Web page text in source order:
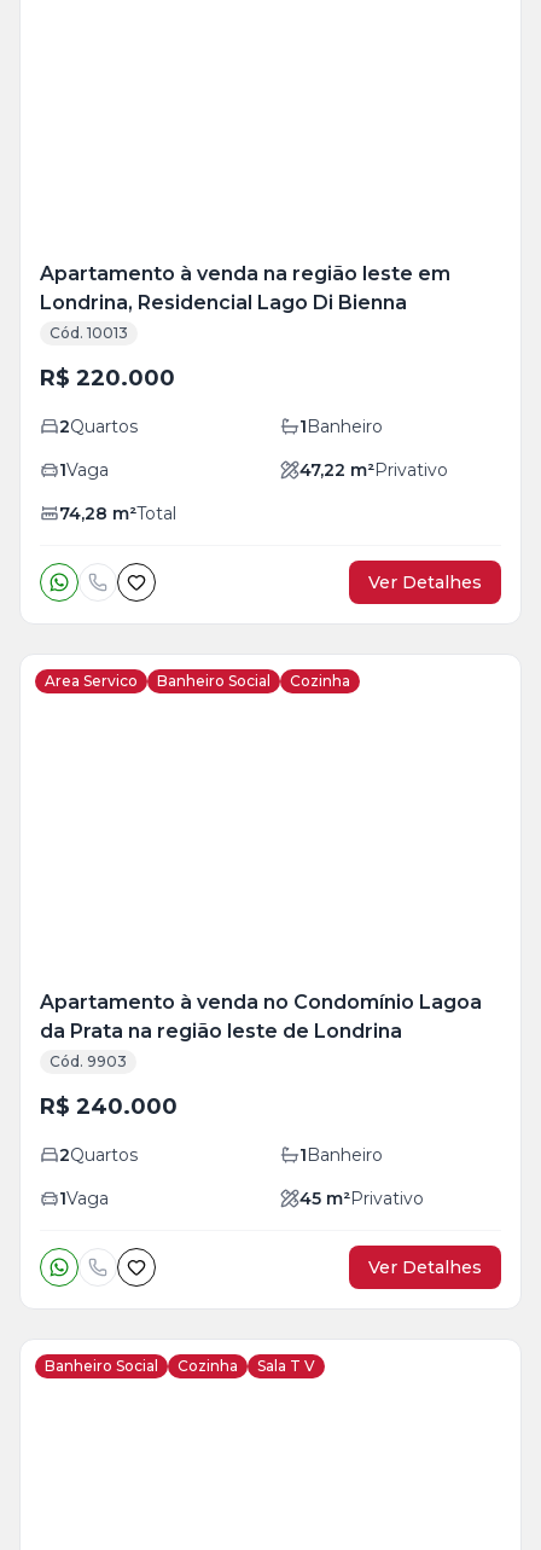
Apartamento à venda na região leste em
Londrina, Residencial Lago Di Bienna
Cód. 10013
R$ 220.000
2Quartos 1Banheiro
1Vaga 47,22 m²Privativo
74,28 m²Total
Ver Detalhes
Area Servico Banheiro Social Cozinha
Apartamento à venda no Condomínio Lagoa
da Prata na região leste de Londrina
Cód. 9903
R$ 240.000
2Quartos 1Banheiro
1Vaga 45 m²Privativo
Ver Detalhes
Banheiro Social Cozinha Sala T V